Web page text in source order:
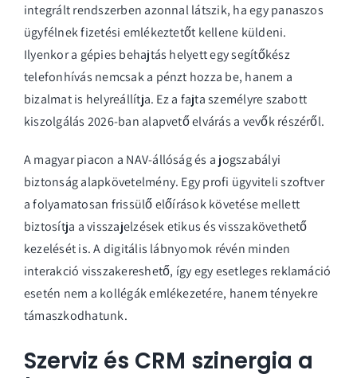
integrált rendszerben azonnal látszik, ha egy panaszos
ügyfélnek fizetési emlékeztetőt kellene küldeni.
Ilyenkor a gépies behajtás helyett egy segítőkész
telefonhívás nemcsak a pénzt hozza be, hanem a
bizalmat is helyreállítja. Ez a fajta személyre szabott
kiszolgálás 2026-ban alapvető elvárás a vevők részéről.
A magyar piacon a NAV-állóság és a jogszabályi
biztonság alapkövetelmény. Egy profi ügyviteli szoftver
a folyamatosan frissülő előírások követése mellett
biztosítja a visszajelzések etikus és visszakövethető
kezelését is. A digitális lábnyomok révén minden
interakció visszakereshető, így egy esetleges reklamáció
esetén nem a kollégák emlékezetére, hanem tényekre
támaszkodhatunk.
Szerviz és CRM szinergia a